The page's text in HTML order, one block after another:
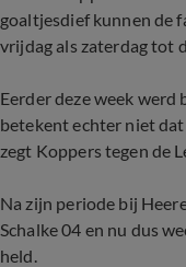
goaltjesdief kunnen de
vrijdag als zaterdag tot
Eerder deze week
betekent echter niet
zegt Koppers tegen de
Na zijn periode bij
Schalke 04 en nu dus
held.